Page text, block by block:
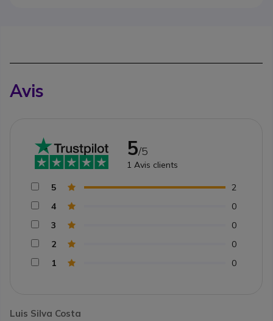
Avis
Luis Silva Costa
5/5
1 Avis clients
5
2
4
0
3
0
2
0
1
0